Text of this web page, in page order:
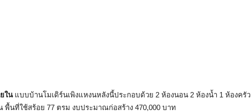
ในแบบบ้านโมเดิร์นเพิงแหงนหลังนี้ประกอบด้วย 2 ห้องนอน 2 ห้องน้ำ 1 ห้องครัว
พื้นที่ใช้สร้อย 77 ตรม งบประมาณก่อสร้าง 470,000 บาท